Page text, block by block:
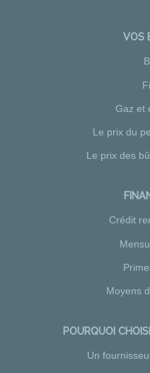
VOS
Gaz et
Le prix du
Le prix des
Crédit
Moyens
POURQUOI
Un